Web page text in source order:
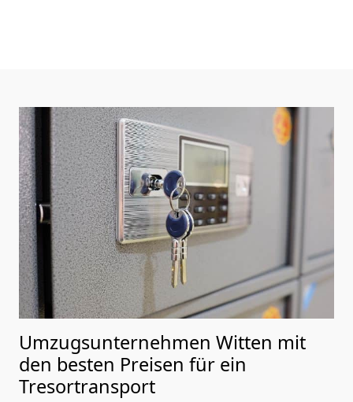
Umzugsunternehmen Witten mit
den besten Preisen für ein
Tresortransport